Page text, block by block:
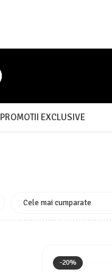
PROMOTII EXCLUSIVE
-20%